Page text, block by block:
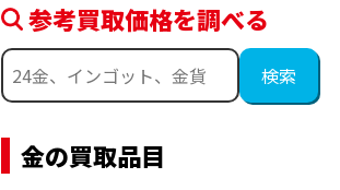
参考買取価格を調べる
金の買取品目